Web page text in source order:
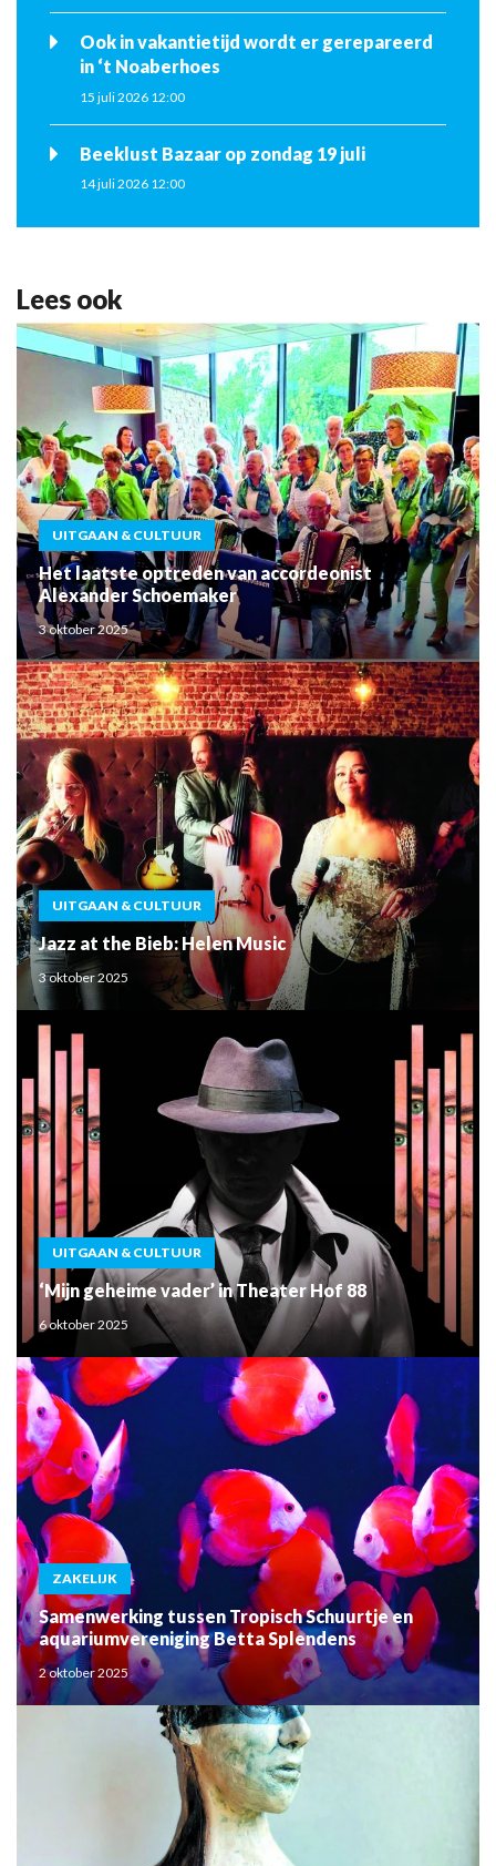
Ook in vakantietijd wordt er gerepareerd
in ‘t Noaberhoes
15 juli 2026 12:00
Beeklust Bazaar op zondag 19 juli
14 juli 2026 12:00
Lees ook
UITGAAN & CULTUUR
Het laatste optreden van accordeonist
Alexander Schoemaker
3 oktober 2025
UITGAAN & CULTUUR
Jazz at the Bieb: Helen Music
3 oktober 2025
UITGAAN & CULTUUR
‘Mijn geheime vader’ in Theater Hof 88
6 oktober 2025
ZAKELIJK
Samenwerking tussen Tropisch Schuurtje en
aquariumvereniging Betta Splendens
2 oktober 2025